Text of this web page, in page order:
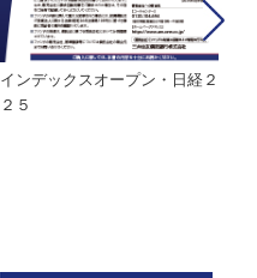
インデックスオープン・日経２
２５